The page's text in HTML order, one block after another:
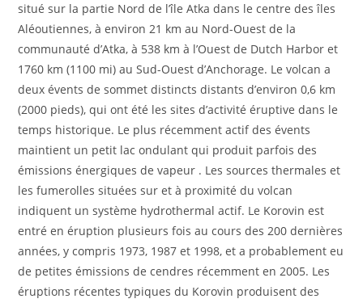
situé sur la partie Nord de l’île Atka dans le centre des îles
Aléoutiennes, à environ 21 km au Nord-Ouest de la
communauté d’Atka, à 538 km à l’Ouest de Dutch Harbor et
1760 km (1100 mi) au Sud-Ouest d’Anchorage. Le volcan a
deux évents de sommet distincts distants d’environ 0,6 km
(2000 pieds), qui ont été les sites d’activité éruptive dans le
temps historique. Le plus récemment actif des évents
maintient un petit lac ondulant qui produit parfois des
émissions énergiques de vapeur . Les sources thermales et
les fumerolles situées sur et à proximité du volcan
indiquent un système hydrothermal actif. Le Korovin est
entré en éruption plusieurs fois au cours des 200 dernières
années, y compris 1973, 1987 et 1998, et a probablement eu
de petites émissions de cendres récemment en 2005. Les
éruptions récentes typiques du Korovin produisent des